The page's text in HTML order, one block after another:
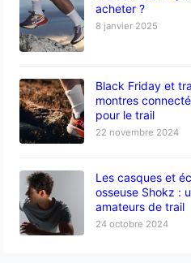
acheter ?
8 janvier 2025
Black Friday et
montres
pour le trail
22 novembre 2024
Les casques et
osseuse Shokz :
amateurs de trail
24 octobre 2024